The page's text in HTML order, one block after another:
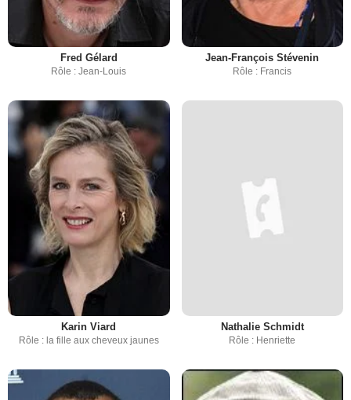
Fred Gélard
Rôle : Jean-Louis
Jean-François Stévenin
Rôle : Francis
Karin Viard
Rôle : la fille aux cheveux jaunes
Nathalie Schmidt
Rôle : Henriette